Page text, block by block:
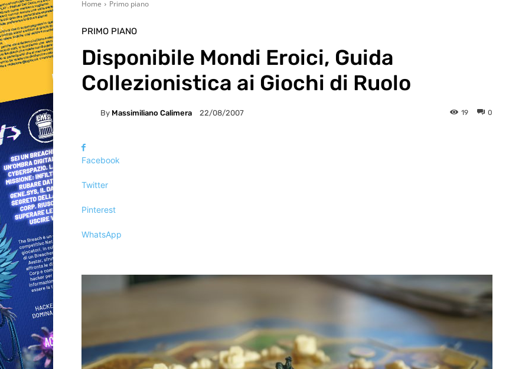
Home Primo piano
PRIMO PIANO
Disponibile Mondi Eroici, Guida
Collezionistica ai Giochi di Ruolo
By Massimiliano Calimera 22/08/2007 0
19
Facebook
Twitter
Pinterest
WhatsApp